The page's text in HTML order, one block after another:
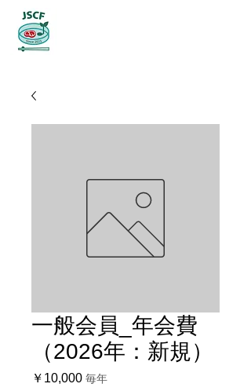
一般会員_年会費
（2026年：新規）
￥10,000価
毎年